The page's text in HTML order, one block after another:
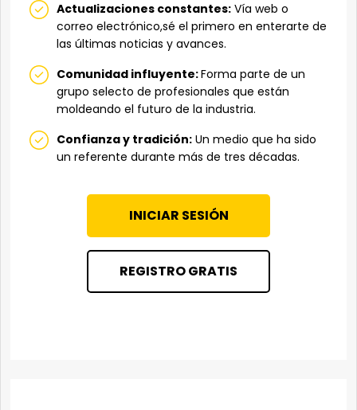
Actualizaciones constantes: Vía web o
correo electrónico,sé el primero en enterarte de
las últimas noticias y avances.
Comunidad influyente:Forma parte de un
grupo selecto de profesionales que están
moldeando el futuro de la industria.
Confianza y tradición: Un medio que ha sido
un referente durante más de tres décadas.
INICIAR SESIÓN
REGISTRO GRATIS